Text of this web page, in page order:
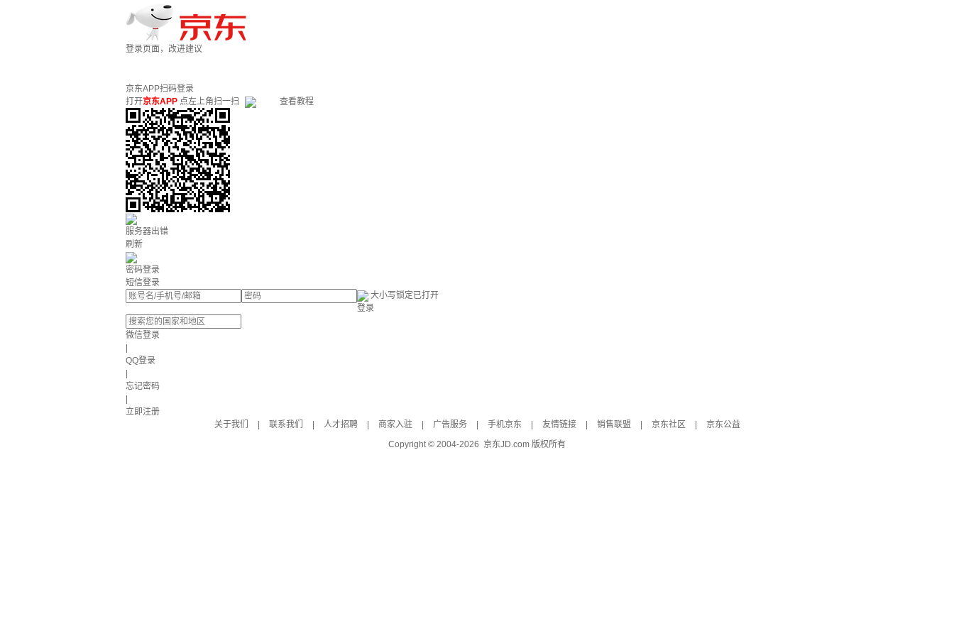
登录页面，改进建议
京东APP扫码登录
打开京东APP 点左上角扫一扫 查看教程
服务器出错
刷新
密码登录
短信登录
大小写锁定已打开
登录
微信登录
QQ登录
忘记密码
立即注册
关于我们
联系我们 人才招聘 商家入驻 广告服务 手机京东 友情链接 销售联盟 京东社区
京东公益
Copyright © 2004-2026 京东JD.com 版权所有